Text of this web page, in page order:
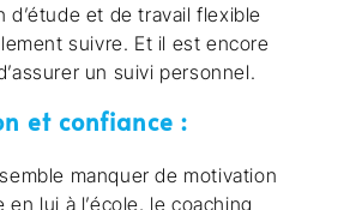
d’étude et de travail flexible
suivre. Et il est encore
un suivi personnel.
et confiance :
manquer de motivation
lui à l’école, le coaching